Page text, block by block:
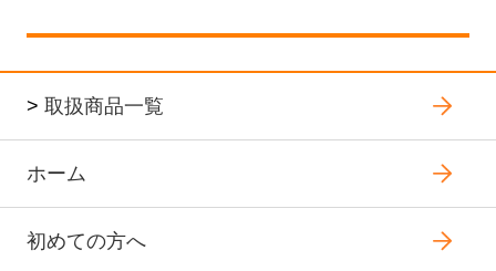
> 取扱商品一覧
ホーム
初めての方へ